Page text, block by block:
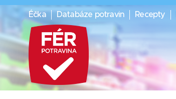
Éčka Databáze potravin Recepty